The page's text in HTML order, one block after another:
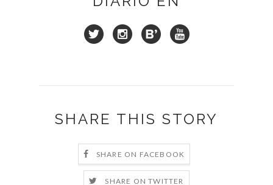
SHARE THIS STORY
SHARE ON FACEBOOK
SHARE ON TWITTER